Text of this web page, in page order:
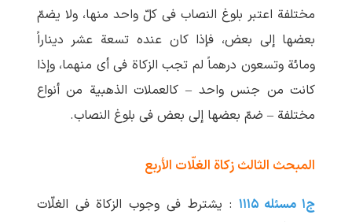
مختلفة اعتبر بلوغ النصاب فی کلّ واحد منها، ولا یضمّ
بعضها إلی بعض، فإذا کان عنده تسعة عشر دیناراً
ومائة وتسعون درهماً لم ‏تجب الزکاة فی أی منهما، وإذا
کانت من جنس واحد – کالعملات الذهبیة من أنواع
مختلفة – ضمّ بعضها إلی بعض فی بلوغ النصاب.
المبحث الثالث زکاة الغلّات الأربع
ج۱ مسئله ۱۱۱۵
: یشترط فی وجوب الزکاة فی الغلّات